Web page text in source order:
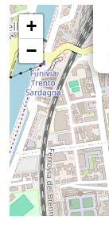
+
−